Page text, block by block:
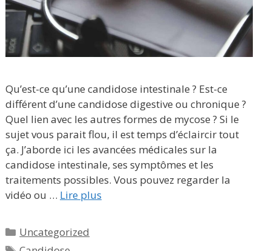
Qu’est-ce qu’une candidose intestinale ? Est-ce
différent d’une candidose digestive ou chronique ?
Quel lien avec les autres formes de mycose ? Si le
sujet vous parait flou, il est temps d’éclaircir tout
ça. J’aborde ici les avancées médicales sur la
candidose intestinale, ses symptômes et les
traitements possibles. Vous pouvez regarder la
vidéo ou … Lire plus
Catégories
Uncategorized
Étiquettes